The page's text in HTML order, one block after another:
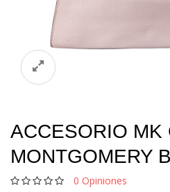
ACCESORIO MK
MONTGOMERY
0 Opiniones